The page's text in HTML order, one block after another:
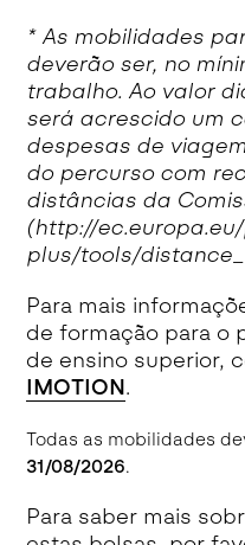
* As mobilidades
deverão ser, no
trabalho. Ao valor
será acrescido um
despesas de
do percurso com
distâncias da
(http://
plus/tools/
Para mais
de formação para o
de ensino superior,
IMOTION.
Todas as mobilidades
31/08/2026.
Para saber mais